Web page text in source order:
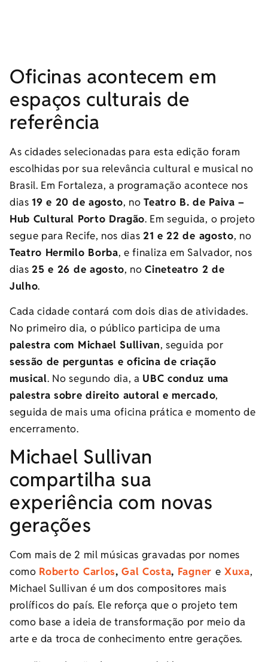
Oficinas acontecem em
espaços culturais de
referência
As cidades selecionadas para esta edição foram
escolhidas por sua relevância cultural e musical no
Brasil. Em Fortaleza, a programação acontece nos
dias 19 e 20 de agosto, noTeatro B. de Paiva –
Hub Cultural Porto Dragão. Em seguida, o projeto
segue para Recife, nos dias21 e 22 de agosto, no
Teatro Hermilo Borba, e finaliza em Salvador, nos
dias25 e 26 de agosto, noCineteatro 2 de
Julho.
Cada cidade contará com dois dias de atividades.
No primeiro dia, o público participa de uma
palestra com Michael Sullivan, seguida por
sessão de perguntas e oficina de criação
musical. No segundo dia, a UBC conduz uma
palestra sobre direito autoral e mercado,
seguida de mais uma oficina prática e momento de
encerramento.
Michael Sullivan
compartilha sua
experiência com novas
gerações
Com mais de 2 mil músicas gravadas por nomes
como Roberto Carlos,Gal Costa, Fagner e Xuxa,
Michael Sullivan é um dos compositores mais
prolíficos do país. Ele reforça que o projeto tem
como base a ideia de transformação por meio da
arte e da troca de conhecimento entre gerações.